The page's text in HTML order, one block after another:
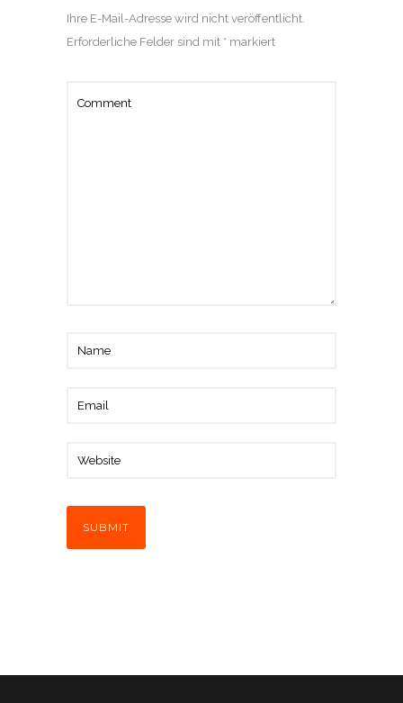
Ihre E-Mail-Adresse wird nicht veröffentlicht.
Erforderliche Felder sind mit * markiert